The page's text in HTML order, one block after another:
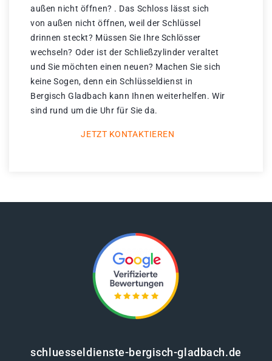
außen nicht öffnen? . Das Schloss lässt sich
von außen nicht öffnen, weil der Schlüssel
drinnen steckt? Müssen Sie Ihre Schlösser
wechseln? Oder ist der Schließzylinder veraltet
und Sie möchten einen neuen? Machen Sie sich
keine Sogen, denn ein Schlüsseldienst in
Bergisch Gladbach kann Ihnen weiterhelfen. Wir
sind rund um die Uhr für Sie da.
JETZT KONTAKTIEREN
schluesseldienste-bergisch-gladbach.de